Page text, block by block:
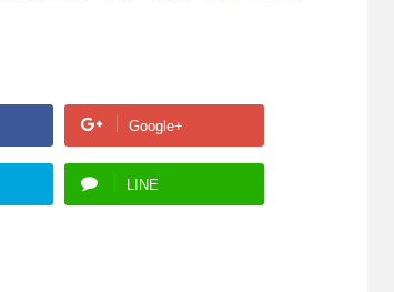
Google+
LINE